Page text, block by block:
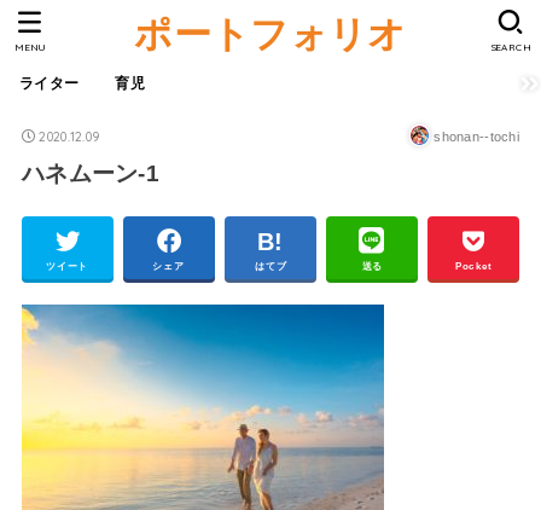
ポートフォリオ
ライター 育児
SEARCH
MENU
2020.12.09 shonan--tochi
ハネムーン-1
ツイート シェア はてブ 送る Pocket